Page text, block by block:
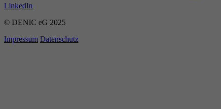
LinkedIn
© DENIC eG 2025
Impressum Datenschutz